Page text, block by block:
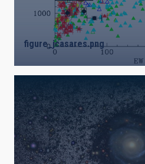
figure_jcasares.png